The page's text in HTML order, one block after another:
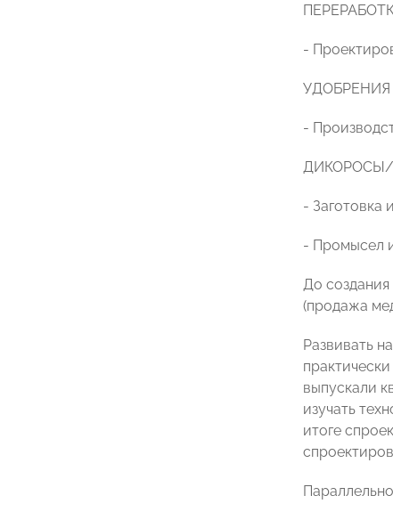
-
УДОБРЕНИЯ
-
- Заготовка
- Промысел
До
(продажа
Развивать
выпускали
изучать
итоге